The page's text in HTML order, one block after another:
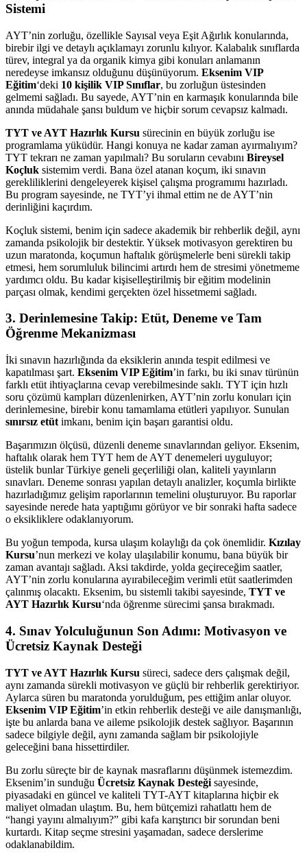
Sistemi
AYT’nin zorluğu, özellikle Sayısal veya Eşit Ağırlık konularında,
birebir ilgi ve detaylı açıklamayı zorunlu kılıyor. Kalabalık sınıflarda
türev, integral ya da organik kimya gibi konuları anlamanın
neredeyse imkansız olduğunu düşünüyorum. Eksenim VIP
Eğitim‘deki 10 kişilik VIP Sınıflar, bu zorluğun üstesinden
gelmemi sağladı. Bu sayede, AYT’nin en karmaşık konularında bile
anında müdahale şansı buldum ve hiçbir sorum cevapsız kalmadı.
TYT ve AYT Hazırlık Kursu sürecinin en büyük zorluğu ise
programlama yüküdür. Hangi konuya ne kadar zaman ayırmalıyım?
TYT tekrarı ne zaman yapılmalı? Bu soruların cevabını Bireysel
Koçluk sistemim verdi. Bana özel atanan koçum, iki sınavın
gerekliliklerini dengeleyerek kişisel çalışma programımı hazırladı.
Bu program sayesinde, ne TYT’yi ihmal ettim ne de AYT’nin
derinliğini kaçırdım.
Koçluk sistemi, benim için sadece akademik bir rehberlik değil, aynı
zamanda psikolojik bir destektir. Yüksek motivasyon gerektiren bu
uzun maratonda, koçumun haftalık görüşmelerle beni sürekli takip
etmesi, hem sorumluluk bilincimi artırdı hem de stresimi yönetmeme
yardımcı oldu. Bu kadar kişiselleştirilmiş bir eğitim modelinin
parçası olmak, kendimi gerçekten özel hissetmemi sağladı.
3. Derinlemesine Takip: Etüt, Deneme ve Tam
Öğrenme Mekanizması
İki sınavın hazırlığında da eksiklerin anında tespit edilmesi ve
kapatılması şart. Eksenim VIP Eğitim’in farkı, bu iki sınav türünün
farklı etüt ihtiyaçlarına cevap verebilmesinde saklı. TYT için hızlı
soru çözümü kampları düzenlenirken, AYT’nin zorlu konuları için
derinlemesine, birebir konu tamamlama etütleri yapılıyor. Sunulan
sınırsız etüt imkanı, benim için başarı garantisi oldu.
Başarımızın ölçüsü, düzenli deneme sınavlarından geliyor. Eksenim,
haftalık olarak hem TYT hem de AYT denemeleri uyguluyor;
üstelik bunlar Türkiye geneli geçerliliği olan, kaliteli yayınların
sınavları. Deneme sonrası yapılan detaylı analizler, koçumla birlikte
hazırladığımız gelişim raporlarının temelini oluşturuyor. Bu raporlar
sayesinde nerede hata yaptığımı görüyor ve bir sonraki hafta sadece
o eksikliklere odaklanıyorum.
Bu yoğun tempoda, kursa ulaşım kolaylığı da çok önemlidir. Kızılay
Kursu’nun merkezi ve kolay ulaşılabilir konumu, bana büyük bir
zaman avantajı sağladı. Aksi takdirde, yolda geçireceğim saatler,
AYT’nin zorlu konularına ayırabileceğim verimli etüt saatlerimden
çalınmış olacaktı. Eksenim, bu sistemli takibi sayesinde, TYT ve
AYT Hazırlık Kursu‘nda öğrenme sürecimi şansa bırakmadı.
4. Sınav Yolculuğunun Son Adımı: Motivasyon ve
Ücretsiz Kaynak Desteği
TYT ve AYT Hazırlık Kursu süreci, sadece ders çalışmak değil,
aynı zamanda sürekli motivasyon ve güçlü bir rehberlik gerektiriyor.
Aylarca süren bu maratonda yorulduğum, pes ettiğim anlar oluyor.
Eksenim VIP Eğitim’in etkin rehberlik desteği ve aile danışmanlığı,
işte bu anlarda bana ve aileme psikolojik destek sağlıyor. Başarının
sadece bilgiyle değil, aynı zamanda sağlam bir psikolojiyle
geleceğini bana hissettirdiler.
Bu zorlu süreçte bir de kaynak masraflarını düşünmek istemezdim.
Eksenim’in sunduğu Ücretsiz Kaynak Desteği sayesinde,
piyasadaki en güncel ve kaliteli TYT-AYT kitaplarına hiçbir ek
maliyet olmadan ulaştım. Bu, hem bütçemizi rahatlattı hem de
“hangi yayını almalıyım?” gibi kafa karıştırıcı bir sorundan beni
kurtardı. Kitap seçme stresini yaşamadan, sadece derslerime
odaklanabildim.